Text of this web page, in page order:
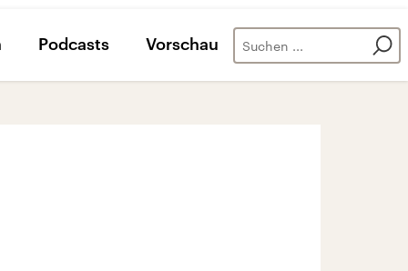
Podcasts Vorschau